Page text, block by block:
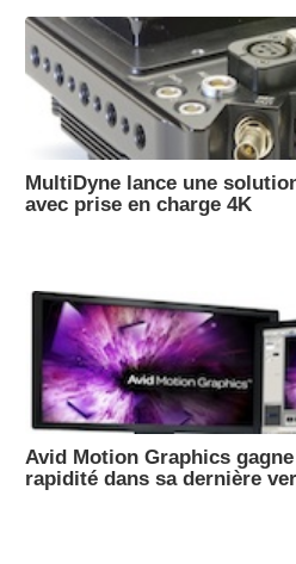
MultiDyne lance une
avec prise en charge 4K
Avid Motion Graphics
rapidité dans sa dernière